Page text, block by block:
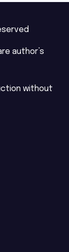
author’s
without